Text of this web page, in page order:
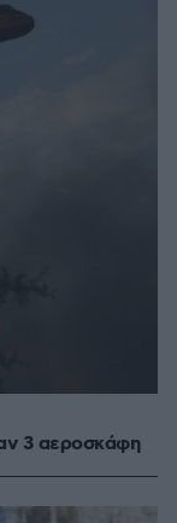
3 αεροσκάφη